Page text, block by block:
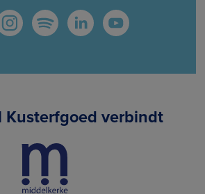
Kusterfgoed verbindt